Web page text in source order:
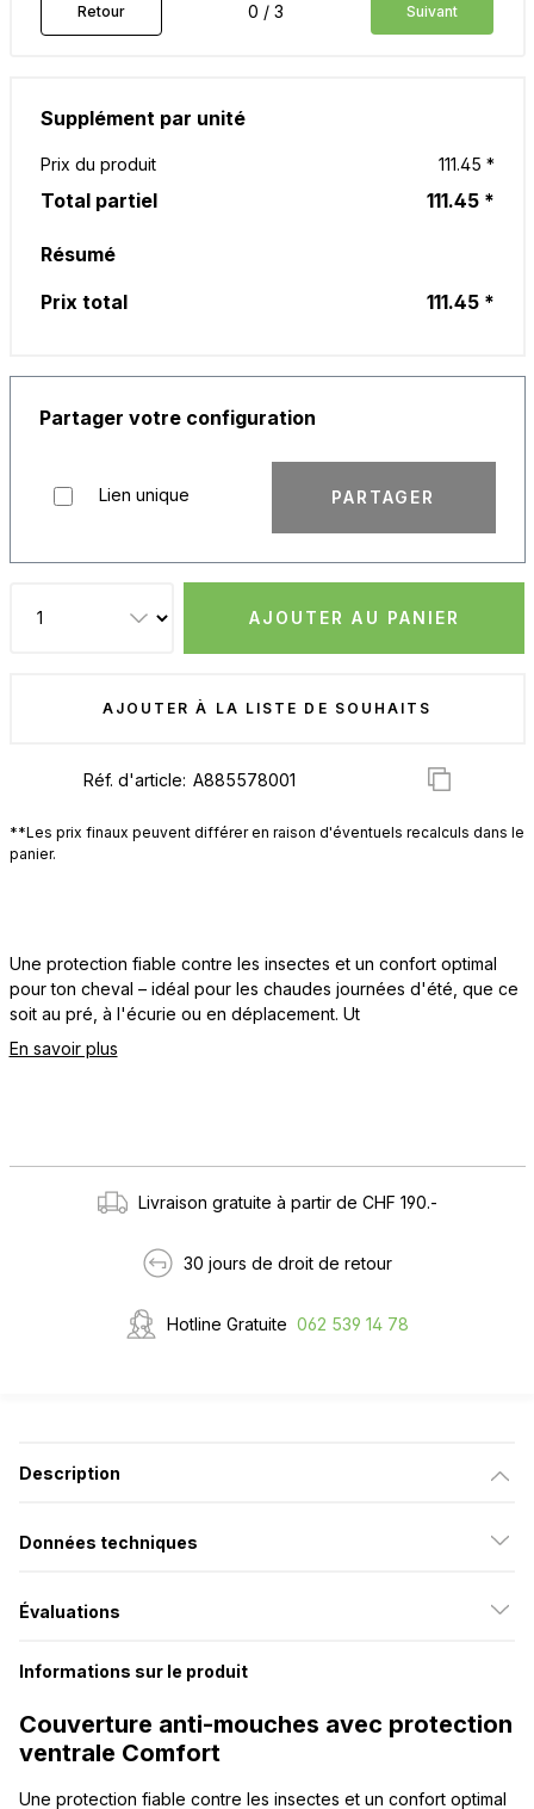
Retour 0 / 3 Suivant
Supplément par unité
Prix du produit 111.45 *
Total partiel 111.45 *
Résumé
Prix total
111.45 *
Partager votre configuration
Lien unique PARTAGER
AJOUTER AU PANIER
AJOUTER À LA LISTE DE SOUHAITS
Réf. d'article:
**Les prix finaux peuvent différer en raison d'éventuels recalculs dans le
panier.
Une protection fiable contre les insectes et un confort optimal
pour ton cheval – idéal pour les chaudes journées d'été, que ce
soit au pré, à l'écurie ou en déplacement. Ut
En savoir plus
Livraison gratuite à partir de CHF 190.-
30 jours de droit de retour
Hotline Gratuite 062 539 14 78
Description
Données techniques
Évaluations
Informations sur le produit
Couverture anti-mouches avec protection
ventrale Comfort
Une protection fiable contre les insectes et un confort optimal